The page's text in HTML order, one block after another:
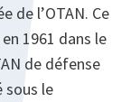
de l’OTAN. Ce
1961 dans le
de défense
sous le